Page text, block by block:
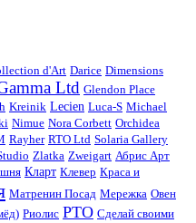
d'Art Darice Dimensions
Ltd Glendon Place
Kreinik Lecien Luca-S Michael
Nimue Nora Corbett Orchidea
Rayher RTO Ltd Solaria Gallery
Zlatka Zweigart Абрис Арт
Кларт Клевер Краса и
Матренин Посад Мережка Овен
Риолис РТО Сделай своими